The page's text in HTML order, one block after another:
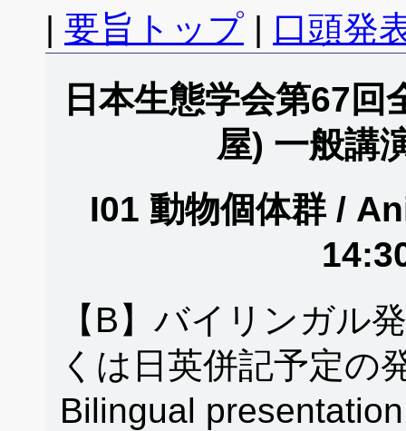
| 要旨トップ | 口頭発
日本生態学会第67
屋) 一般講
I01 動物個体群 /
【B】バイリンガル
くは日英併記予定の
Bilingual